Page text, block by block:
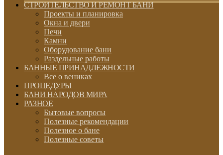
СТРОИТЕЛЬСТВО И РЕМОНТ БАНИ
Проекты и планировка
Окна и двери
Печи
Камни
Оборудование бани
Раздельные работы
БАННЫЕ ПРИНАДЛЕЖНОСТИ
Все о вениках
ПРОЦЕДУРЫ
БАНИ НАРОДОВ МИРА
РАЗНОЕ
Бытовые вопросы
Полезные рекомендации
Полезное о бане
Полезные советы